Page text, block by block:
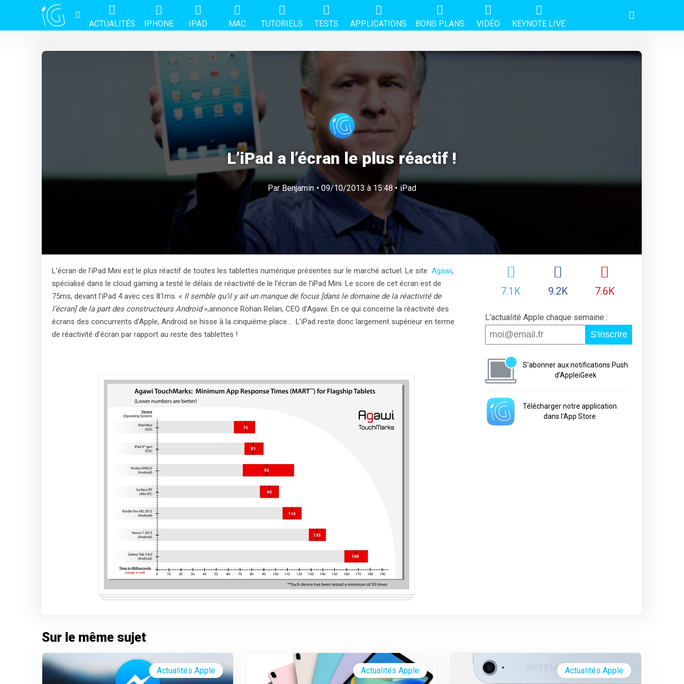
ACTUALITÉS IPHONE IPAD MAC TUTORIELS TESTS APPLICATIONS BONS PLANS VIDÉO KEYNOTE LIVE
L’iPad a l’écran le plus réactif !
ParBenjamin • 09/10/2013 à 15:48 • iPad
L’écran de l’iPad Mini est le plus réactif de toutes les tablettes numérique présentes sur le marché actuel. Le site Agawi,
spécialisé dans le cloud gaming a testé le délais de réactivité de le l’écran de l’iPad Mini. Le score de cet écran est de
75ms, devant l’iPad 4 avec ces 81ms. « Il semble qu’il y ait un manque de focus [dans le domaine de la réactivité de
l’écran] de la part des constructeurs Android»,annonce Rohan Relan, CEO d’Agawi. En ce qui concerne la réactivité des
écrans des concurrents d’Apple, Android se hisse à la cinquième place… L’iPad reste donc largement supérieur en terme
de réactivité d’écran par rapport au reste des tablettes !
7.1K 9.2K 7.6K
L'actualité Apple chaque semaine :
S'inscrire
S'abonner aux notifications Push
d'AppleiGeek
Télécharger notre application
dans l'App Store
Sur le même sujet
Actualités Apple Actualités Apple Actualités Apple